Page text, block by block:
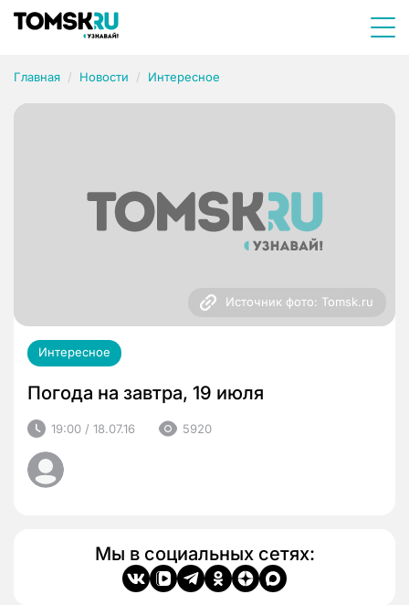
Главная Новости Интересное
Источник фото: Tomsk.ru
Интересное
Погода на завтра, 19 июля
19:00 / 18.07.16 5920
Мы в социальных сетях: